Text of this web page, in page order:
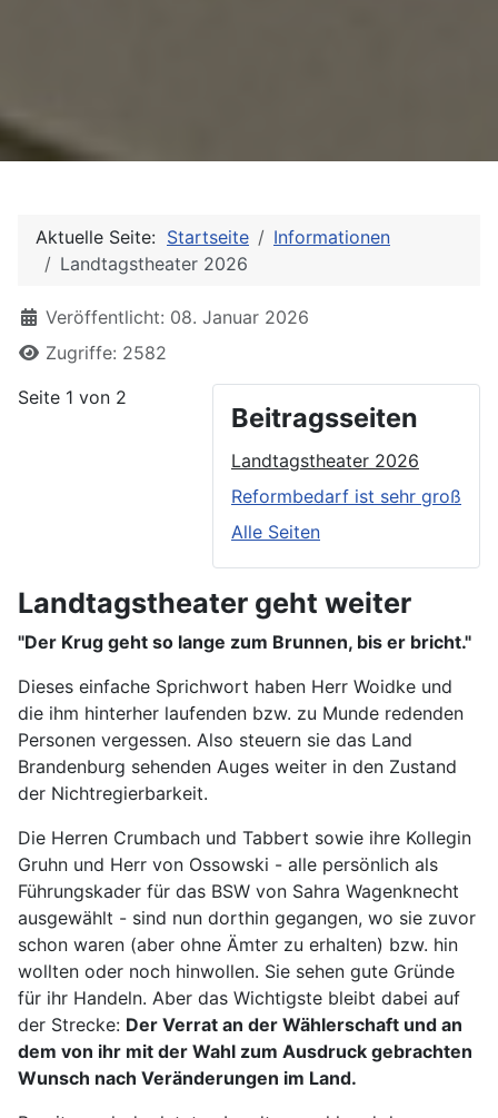
Aktuelle Seite: Startseite
Informationen
Landtagstheater 2026
Details
Veröffentlicht: 08. Januar 2026
Zugriffe: 2582
Beitragsseiten
Landtagstheater 2026
Reformbedarf ist sehr groß
Alle Seiten
Seite 1 von 2
Landtagstheater geht weiter
"Der Krug geht so lange zum Brunnen, bis er bricht."
Dieses einfache Sprichwort haben Herr Woidke und
die ihm hinterher laufenden bzw. zu Munde redenden
Personen vergessen. Also steuern sie das Land
Brandenburg sehenden Auges weiter in den Zustand
der Nichtregierbarkeit.
Die Herren Crumbach und Tabbert sowie ihre Kollegin
Gruhn und Herr von Ossowski - alle persönlich als
Führungskader für das BSW von Sahra Wagenknecht
ausgewählt - sind nun dorthin gegangen, wo sie zuvor
schon waren (aber ohne Ämter zu erhalten) bzw. hin
wollten oder noch hinwollen. Sie sehen gute Gründe
für ihr Handeln. Aber das Wichtigste bleibt dabei auf
der Strecke: Der Verrat an der Wählerschaft und an
dem von ihr mit der Wahl zum Ausdruck gebrachten
Wunsch nach Veränderungen im Land.